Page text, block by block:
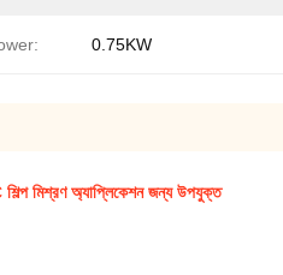
0.75KW
মিশ্রণ অ্যাপ্লিকেশন জন্য উপযুক্ত